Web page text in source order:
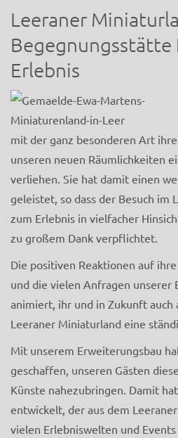
Leeraner
Begegnungsstätte
Erlebnis
mit der ganz besonderen Art
unseren neuen Räumlichkeiten
verliehen. Sie hat damit einen
geleistet, so dass der Besuch im
zum Erlebnis in vielfacher
zu großem Dank verpflichtet.
Die positiven Reaktionen auf
und die vielen Anfragen unserer
animiert, ihr und in Zukunft auch
Leeraner Miniaturland eine
Mit unserem Erweiterungsbau
geschaffen, unseren Gästen
Künste nahezubringen. Damit
entwickelt, der aus dem
vielen Erlebniswelten und